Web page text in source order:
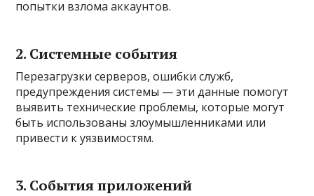
попытки взлома аккаунтов.
2. Системные события
Перезагрузки серверов, ошибки служб,
предупреждения системы — эти данные помогут
выявить технические проблемы, которые могут
быть использованы злоумышленниками или
привести к уязвимостям.
3. События приложений